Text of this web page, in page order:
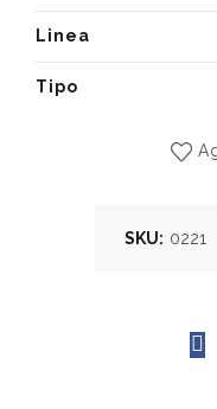
Linea
Tipo
SKU: 0221